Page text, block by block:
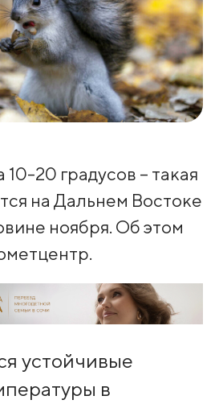
20 градусов – такая
на Дальнем Востоке
ноября. Об этом
устойчивые
в